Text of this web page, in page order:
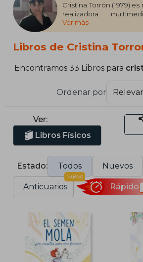
Cristina Torrón (1979)
realizadora
Mammasutra y
ha creado el
este libro.
Ver más
Libros de Cristina
Encontramos 33 Libros para
Ordenar por
Ver:
Libros Físicos
Estado: Todos Nuevos
Anticuarios
Nuevo
Rápido